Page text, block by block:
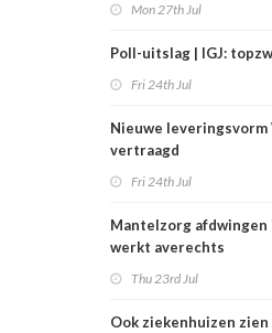
Mon 27th Jul
Poll-uitslag | IGJ:
Fri 24th Jul
Nieuwe
vertraagd
Fri 24th Jul
Mantelzorg afdwingen
werkt averechts
Thu 23rd Jul
Ook ziekenhuizen